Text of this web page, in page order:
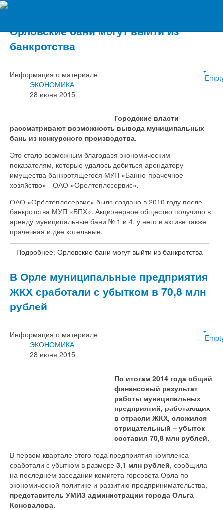
Орловские бани могут выйти из
банкротства
Информация о материале
ЭКОНОМИКА
28 июня 2015
Городские власти
рассматривают возможность вывода муниципальных
бань из конкурсного производства.
Это стало возможным благодаря экономическим
показателям, которые удалось добиться арендатору
имущества банкротящегося МУП «Банно-прачечное
хозяйство» - ОАО «Орелтеплосервис».
ОАО «Орёлтеплосервис» было создано в 2010 году после
банкротства МУП «БПХ». Акционерное общество получило в
аренду муниципальные бани № 1 и 4, у него в активе также
прачечная и две котельные.
Подробнее: Орловские бани могут выйти из банкротства
В Орле муниципальные предприятия
ЖКХ сработали с убытком в 70,8 млн
рублей
Информация о материале
ЭКОНОМИКА
28 июня 2015
По итогам 2014 года общий
финансовый результат
работы муниципальных
предприятий, работающих
в отрасли ЖКХ, сложился
отрицательный – убыток
составил 70,8 млн рублей.
В первом квартале этого года предприятия комплекса
сработали с убытком в размере 3,1 млн рублей, сообщила
на последнем заседании комитета горсовета Орла по
экономической политике и развитию предпринимательства,
представитель УМИЗ администрации города Ольга
Коновалова.